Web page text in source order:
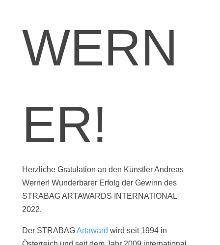
WERN
ER!
Herzliche Gratulation an den Künstler Andreas
Werner! Wunderbarer Erfolg der Gewinn des
STRABAG ARTAWARDS INTERNATIONAL
2022.
Der STRABAGArtaward wird seit 1994 in